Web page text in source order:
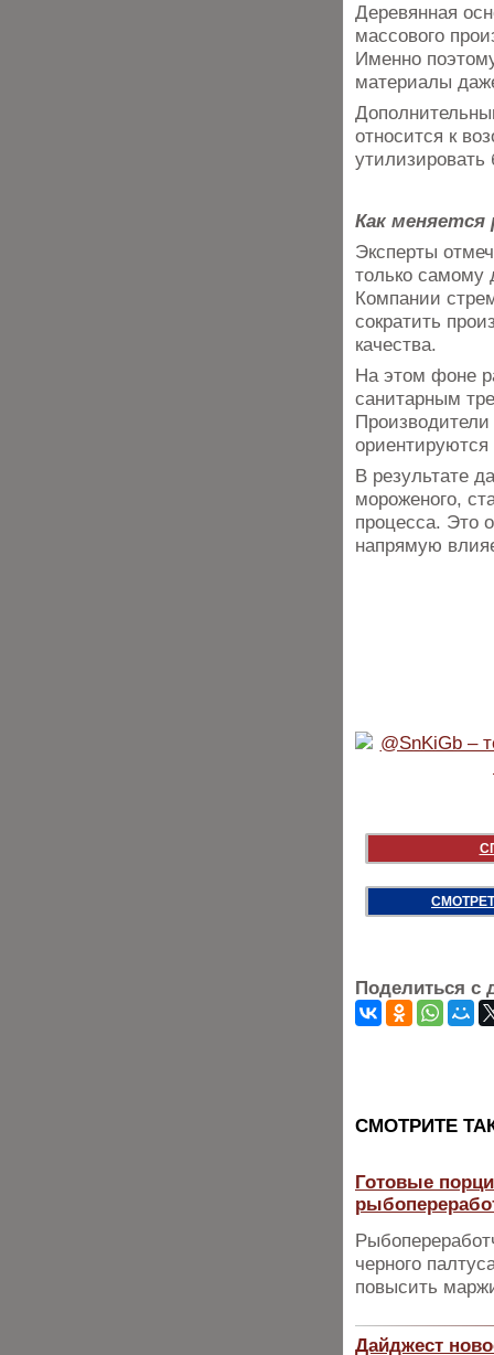
Деревянная
массового
Именно
материалы
относится к
Как меняется
Эксперты
только самому
Компании
сократить
качества.
На этом фоне
санитарным
ориентируются
В результате
мороженого,
процесса. Это
напрямую
Поделиться с
CМОТРИТЕ
Готовые
черного
повысить
Дайджест